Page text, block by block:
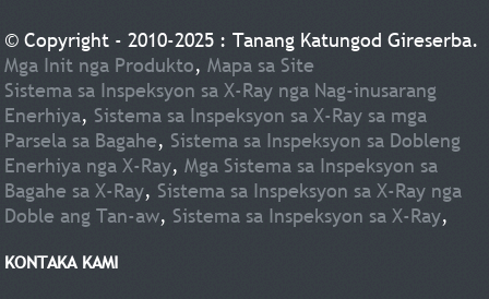
© Copyright - 2010-2025 : Tanang Katungod Gireserba.
Mga Init nga Produkto,Mapa sa Site
Sistema sa Inspeksyon sa X-Ray nga Nag-inusarang
Enerhiya, Sistema sa Inspeksyon sa X-Ray sa mga
Parsela sa Bagahe, Sistema sa Inspeksyon sa Dobleng
Enerhiya nga X-Ray,Mga Sistema sa Inspeksyon sa
Bagahe sa X-Ray, Sistema sa Inspeksyon sa X-Ray nga
Doble ang Tan-aw, Sistema sa Inspeksyon sa X-Ray,
KONTAKA KAMI